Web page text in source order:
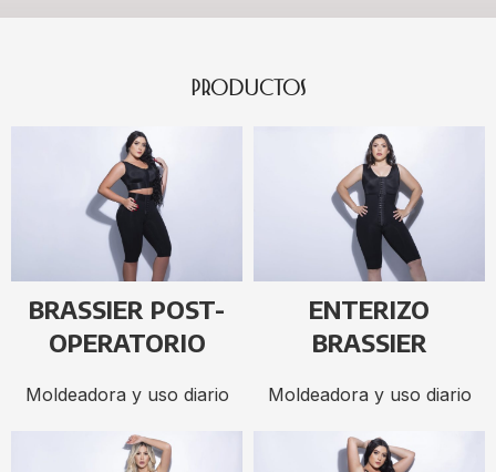
PRODUCTOS
BRASSIER POST-
OPERATORIO
Moldeadora y uso diario
ENTERIZO
BRASSIER
Moldeadora y uso diario